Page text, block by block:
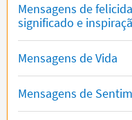
Mensagens de
significado e
Mensagens de Vida
Mensagens de